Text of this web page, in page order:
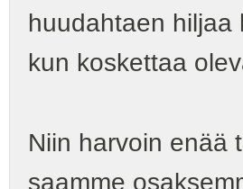
huudahtaen hiljaa
kun koskettaa
Niin harvoin enää
saamme